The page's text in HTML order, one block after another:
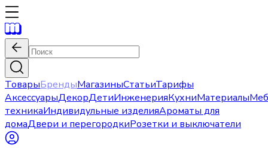
ТоварыБрендыМагазиныСтатьиТарифы
АксессуарыДекорДетиИнженерияКухниМатериалы
техникаИндивидульные изделияАроматы для
домаДвери и перегородкиРозетки и выключатели